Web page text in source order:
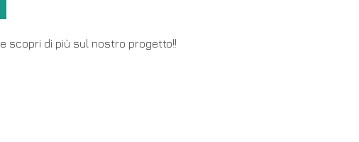
e scopri di più sul nostro progetto!!